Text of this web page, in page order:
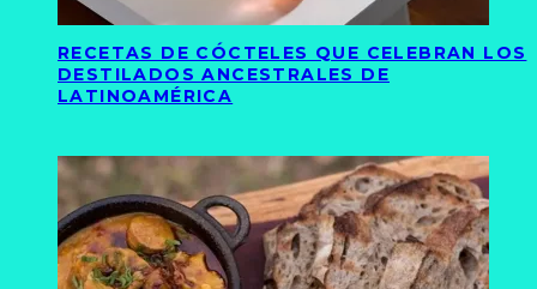
RECETAS DE CÓCTELES QUE CELEBRAN LOS
DESTILADOS ANCESTRALES DE
LATINOAMÉRICA